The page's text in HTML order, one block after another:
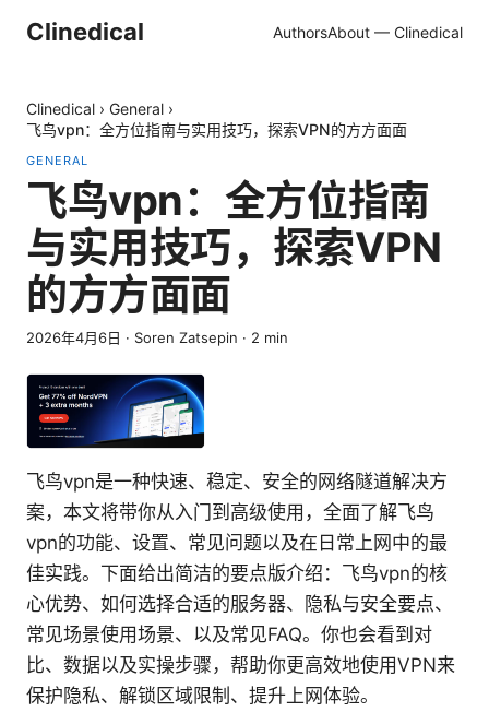
Clinedical AuthorsAbout — Clinedical
Clinedical › General ›
飞鸟vpn：全方位指南与实用技巧，探索VPN的方方面面
GENERAL
飞鸟vpn：全方位指南
与实用技巧，探索VPN
的方方面面
2026年4月6日 · Soren Zatsepin · 2 min
飞鸟vpn是一种快速、稳定、安全的网络隧道解决方
案，本文将带你从入门到高级使用，全面了解飞鸟
vpn的功能、设置、常见问题以及在日常上网中的最
佳实践。下面给出简洁的要点版介绍：飞鸟vpn的核
心优势、如何选择合适的服务器、隐私与安全要点、
常见场景使用场景、以及常见FAQ。你也会看到对
比、数据以及实操步骤，帮助你更高效地使用VPN来
保护隐私、解锁区域限制、提升上网体验。